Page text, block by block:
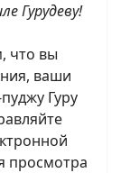
Гурудеву!
что вы
ваши
Гуру
просмотра